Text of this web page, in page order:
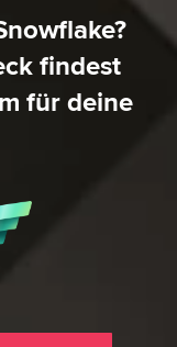
findest
für deine